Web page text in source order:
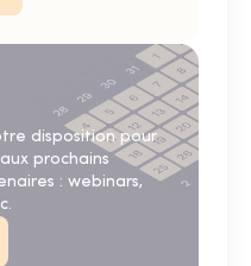
disposition pour
prochains
: webinars,